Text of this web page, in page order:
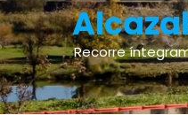
Recorre